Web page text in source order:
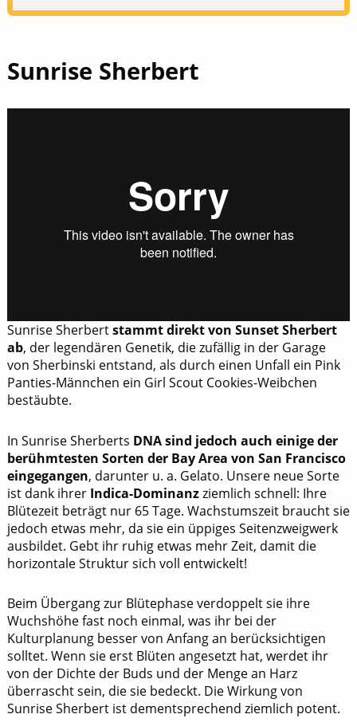
Sunrise Sherbert
Sunrise Sherbertstammt direkt von Sunset Sherbert
ab, der legendären Genetik, die zufällig in der Garage
von Sherbinski entstand, als durch einen Unfall ein Pink
Panties-Männchen ein Girl Scout Cookies-Weibchen
bestäubte.
In Sunrise Sherberts DNA sind jedoch auch einige der
berühmtesten Sorten der Bay Area von San Francisco
eingegangen, darunter u. a. Gelato. Unsere neue Sorte
ist dank ihrer Indica-Dominanzziemlich schnell: Ihre
Blütezeit beträgt nur 65 Tage. Wachstumszeit braucht sie
jedoch etwas mehr, da sie ein üppiges Seitenzweigwerk
ausbildet. Gebt ihr ruhig etwas mehr Zeit, damit die
horizontale Struktur sich voll entwickelt!
Beim Übergang zur Blütephase verdoppelt sie ihre
Wuchshöhe fast noch einmal, was ihr bei der
Kulturplanung besser von Anfang an berücksichtigen
solltet. Wenn sie erst Blüten angesetzt hat, werdet ihr
von der Dichte der Buds und der Menge an Harz
überrascht sein, die sie bedeckt. Die Wirkung von
Sunrise Sherbert ist dementsprechend ziemlich potent.